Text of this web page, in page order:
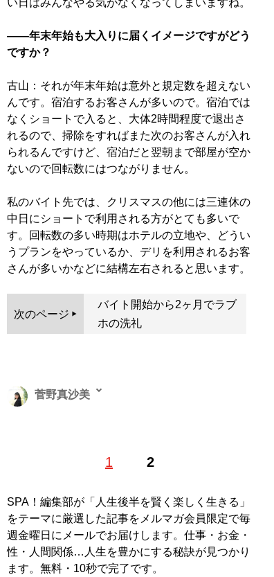
い日はみんなやる気がなくなってしまいますね。
——年末年始も大入りに届くイメージですがどう
ですか？
古山：それが年末年始は意外と規定数を超えない
んです。宿泊するお客さんが多いので。宿泊では
なくショートで入ると、大体2時間程度で退出さ
れるので、掃除をすればまた次のお客さんが入れ
られるんですけど、宿泊だと翌朝まで部屋が空か
ないので回転数にはつながりません。
私のバイト先では、クリスマスの他には三連休の
中日にショートで利用される方がとても多いで
す。回転数の多い時期はホテルの立地や、どうい
うプランをやっているか、デリを利用されるお客
さんが多いかなどに結構左右されると思います。
次のページ
バイト開始から2ヶ月でラブ
ホの洗礼
1 2
菅野真沙美
ター・ディレクターを経て現職。暴れん坊の猫3匹を飼
記事一覧へ
SPA！編集部が「人生後半を賢く楽しく生きる」
をテーマに厳選した記事をメルマガ会員限定で毎
週金曜日にメールでお届けします。仕事・お金・
性・人間関係…人生を豊かにする秘訣が見つかり
ます。無料・10秒で完了です。